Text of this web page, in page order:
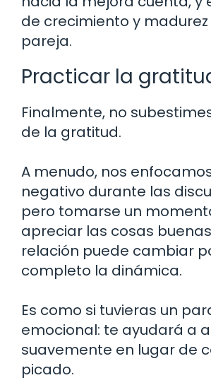
de crecimiento y
pareja.
Practicar la
Finalmente, no
de la gratitud.
A menudo, nos
negativo durante las
pero tomarse un
apreciar las cosas
relación puede cambiar
completo la dinámica.
Es como si tuvieras un
emocional: te ayudará a
suavemente en lugar de
picado.